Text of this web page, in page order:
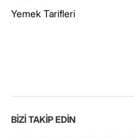
Yemek Tarifleri
BİZİ TAKİP EDİN